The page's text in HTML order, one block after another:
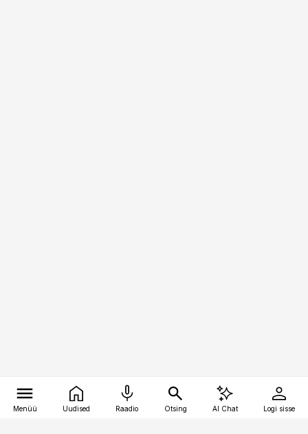
Menüü Uudised Raadio Otsing AI Chat Logi sisse